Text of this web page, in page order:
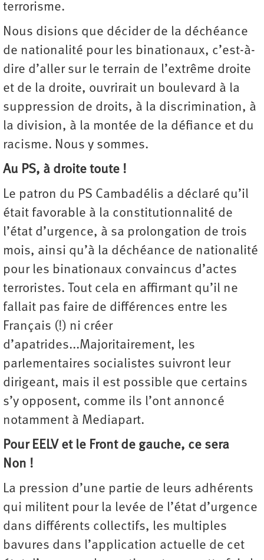
terrorisme.
Nous disions que décider de la déchéance
de nationalité pour les binationaux, c’est-à-
dire d’aller sur le terrain de l’extrême droite
et de la droite, ouvrirait un boulevard à la
suppression de droits, à la discrimination, à
la division, à la montée de la défiance et du
racisme. Nous y sommes.
Au PS, à droite toute !
Le patron du PS Cambadélis a déclaré qu’il
était favorable à la constitutionnalité de
l’état d’urgence, à sa prolongation de trois
mois, ainsi qu’à la déchéance de nationalité
pour les binationaux convaincus d’actes
terroristes. Tout cela en affirmant qu’il ne
fallait pas faire de différences entre les
Français (!) ni créer
d’apatrides...Majoritairement, les
parlementaires socialistes suivront leur
dirigeant, mais il est possible que certains
s’y opposent, comme ils l’ont annoncé
notamment à Mediapart.
Pour EELV et le Front de gauche, ce sera
Non !
La pression d’une partie de leurs adhérents
qui militent pour la levée de l’état d’urgence
dans différents collectifs, les multiples
bavures dans l’application actuelle de cet